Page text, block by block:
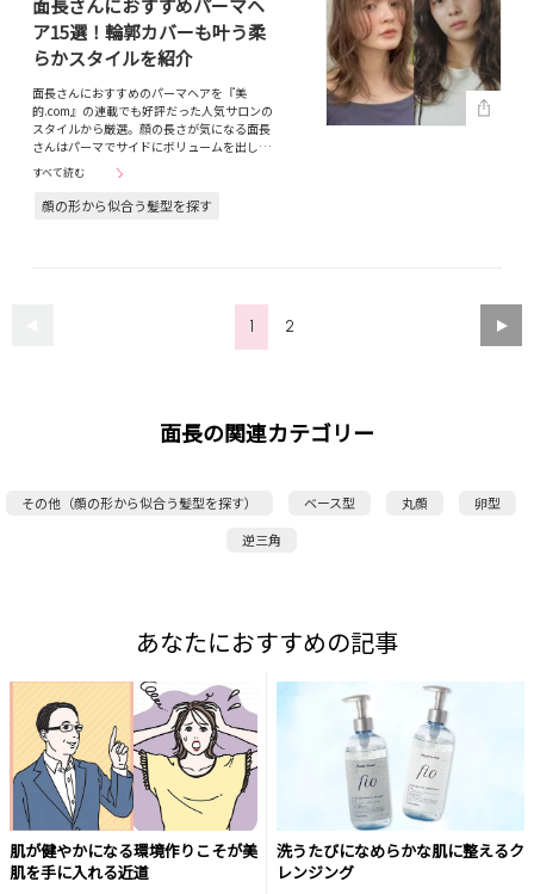
面長さんにおすすめパーマヘ
ア15選！輪郭カバーも叶う柔
らかスタイルを紹介
面長さんにおすすめのパーマヘアを『美
的.com』の連載でも好評だった人気サロンの
スタイルから厳選。顔の長さが気になる面長
さんはパーマでサイドにボリュームを出し…
すべて読む
顔の形から似合う髪型を探す
1 2
面長の関連カテゴリー
その他（顔の形から似合う髪型を探す） ベース型 丸顔
卵型
逆三角
あなたにおすすめの記事
肌が健やかになる環境作りこそが美
肌を手に入れる近道
洗うたびになめらかな肌に整えるク
レンジング